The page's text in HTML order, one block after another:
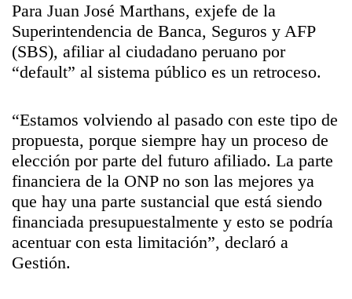
Para Juan José Marthans, exjefe de la
Superintendencia de Banca, Seguros y AFP
(SBS), afiliar al ciudadano peruano por
“default” al sistema público es un retroceso.
“Estamos volviendo al pasado con este tipo de
propuesta, porque siempre hay un proceso de
elección por parte del futuro afiliado. La parte
financiera de la ONP no son las mejores ya
que hay una parte sustancial que está siendo
financiada presupuestalmente y esto se podría
acentuar con esta limitación”, declaró a
Gestión.